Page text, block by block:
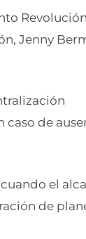
Revolución
Jenny
caso de
el
de